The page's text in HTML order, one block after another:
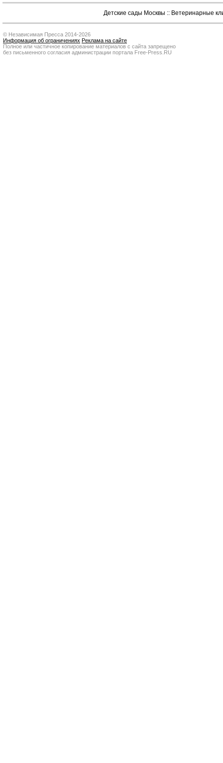
Детские сады Москвы :: Ветеринарные
© Независимая Пресса 2014-2026
Информация об ограничениях Реклама на сайте
Полное или частичное копирование материалов с сайта запрещено
без письменного согласия администрации портала Free-Press.RU